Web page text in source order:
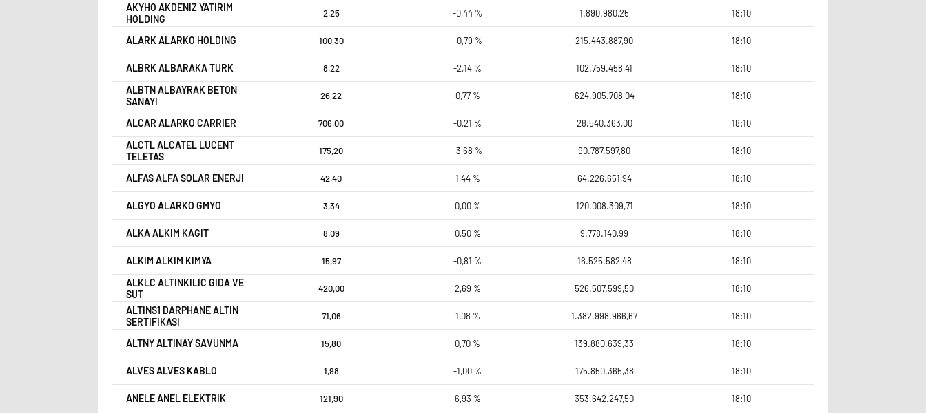
AKYHO AKDENIZ YATIRIM
HOLDING
2,25 -0,44 % 1.890.980,25 18:10
ALARK ALARKO HOLDING 100,30 -0,79 % 215.443.887,90 18:10
ALBRK ALBARAKA TURK 8,22 -2,14 % 102.759.458,41 18:10
ALBTN ALBAYRAK BETON
SANAYI
26,22 0,77 % 624.905.708,04 18:10
ALCAR ALARKO CARRIER 706,00 -0,21 % 28.540.363,00 18:10
ALCTL ALCATEL LUCENT
TELETAS
175,20 -3,68 % 90.787.597,80 18:10
ALFAS ALFA SOLAR ENERJI 42,40 1,44 % 64.226.651,94 18:10
ALGYO ALARKO GMYO 3,34 0,00 % 120.008.309,71 18:10
ALKA ALKIM KAGIT 8,09 0,50 % 9.778.140,99 18:10
ALKIM ALKIM KIMYA 15,97 -0,81 % 16.525.582,48 18:10
ALKLC ALTINKILIC GIDA VE
SUT
420,00 2,69 % 526.507.599,50 18:10
ALTINS1 DARPHANE ALTIN
SERTIFIKASI
71,06 1,08 % 1.382.998.966,67 18:10
ALTNY ALTINAY SAVUNMA 15,80 0,70 % 139.880.639,33 18:10
ALVES ALVES KABLO 1,98 -1,00 % 175.850.365,38 18:10
ANELE ANEL ELEKTRIK 121,90 6,93 % 353.642.247,50 18:10